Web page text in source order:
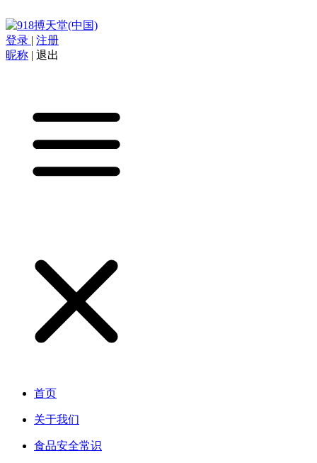
登录 | 注册
昵称 | 退出
首页
关于我们
食品安全常识